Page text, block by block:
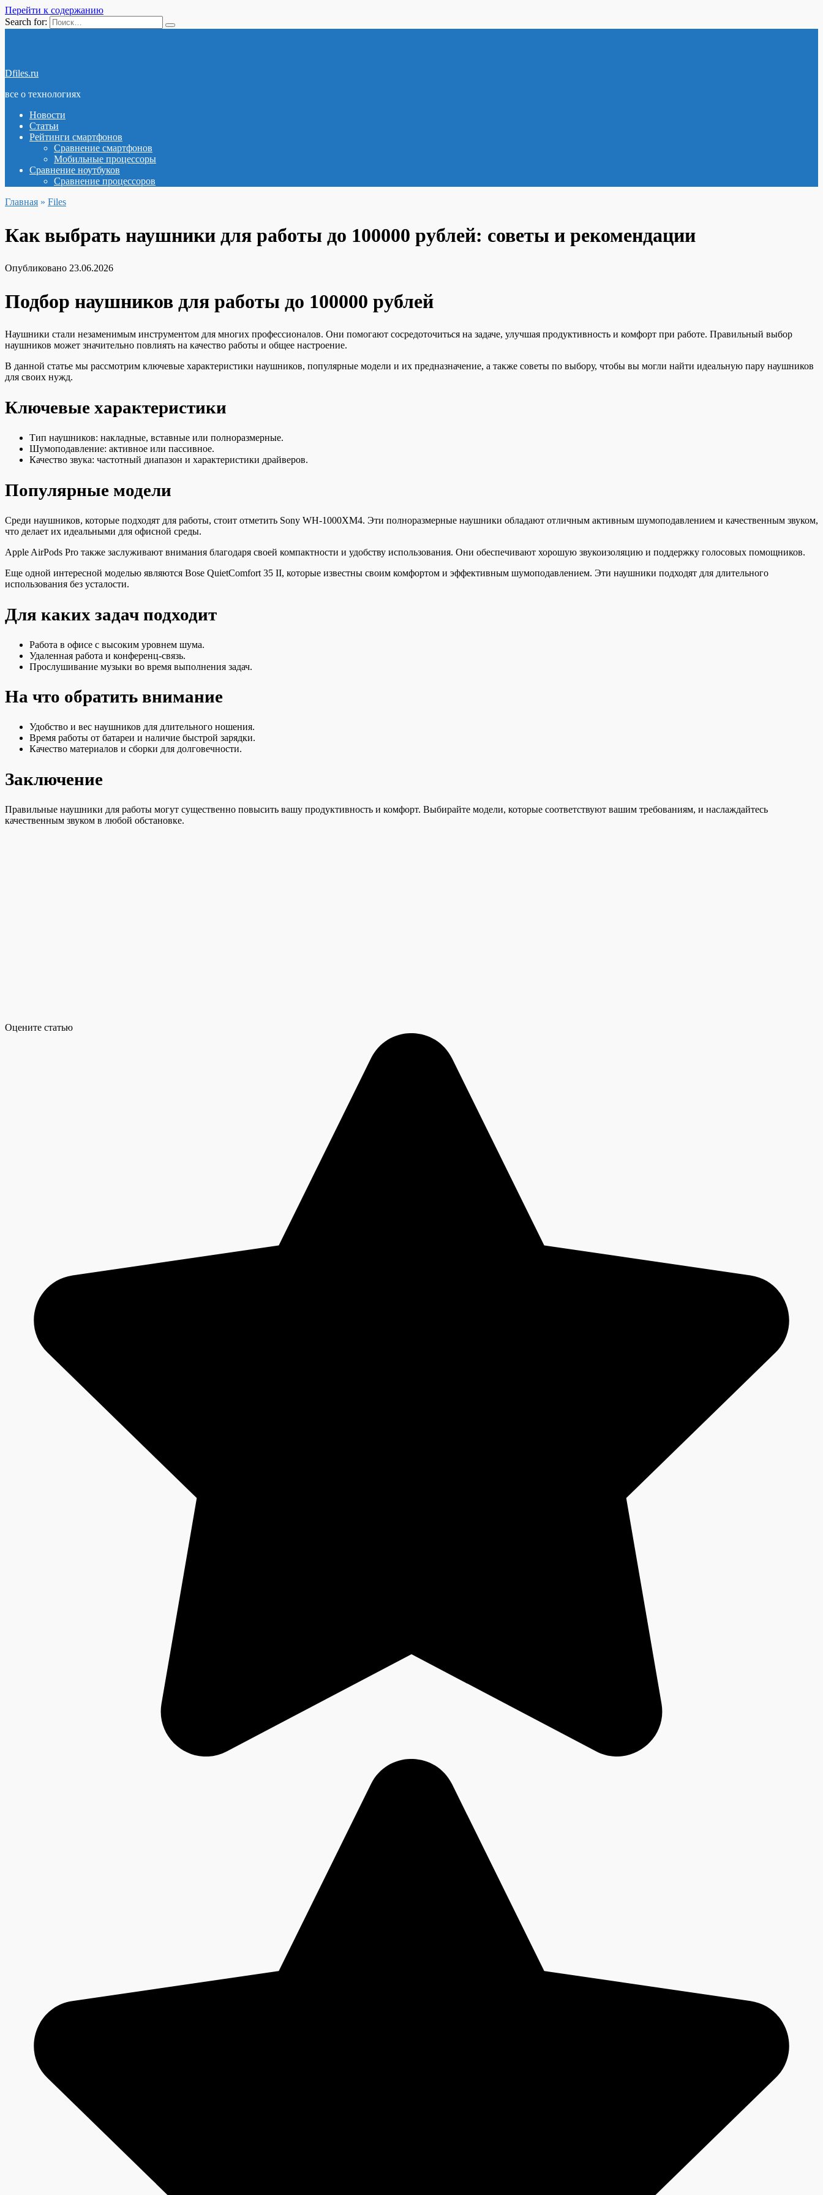
Перейти к содержанию
Search for:
Dfiles.ru
все о технологиях
Новости
Статьи
Рейтинги смартфонов
Сравнение смартфонов
Мобильные процессоры
Сравнение ноутбуков
Сравнение процессоров
Главная » Files
Как выбрать наушники для работы до 100000 рублей: советы и рекомендации
Опубликовано 23.06.2026
Подбор наушников для работы до 100000 рублей
Наушники стали незаменимым инструментом для многих профессионалов. Они помогают сосредоточиться на задаче, улучшая продуктивность и комфорт при работе. Правильный выбор
наушников может значительно повлиять на качество работы и общее настроение.
В данной статье мы рассмотрим ключевые характеристики наушников, популярные модели и их предназначение, а также советы по выбору, чтобы вы могли найти идеальную пару наушников
для своих нужд.
Ключевые характеристики
Тип наушников: накладные, вставные или полноразмерные.
Шумоподавление: активное или пассивное.
Качество звука: частотный диапазон и характеристики драйверов.
Популярные модели
Среди наушников, которые подходят для работы, стоит отметить Sony WH-1000XM4. Эти полноразмерные наушники обладают отличным активным шумоподавлением и качественным звуком,
что делает их идеальными для офисной среды.
Apple AirPods Pro также заслуживают внимания благодаря своей компактности и удобству использования. Они обеспечивают хорошую звукоизоляцию и поддержку голосовых помощников.
Еще одной интересной моделью являются Bose QuietComfort 35 II, которые известны своим комфортом и эффективным шумоподавлением. Эти наушники подходят для длительного
использования без усталости.
Для каких задач подходит
Работа в офисе с высоким уровнем шума.
Удаленная работа и конференц-связь.
Прослушивание музыки во время выполнения задач.
На что обратить внимание
Удобство и вес наушников для длительного ношения.
Время работы от батареи и наличие быстрой зарядки.
Качество материалов и сборки для долговечности.
Заключение
Правильные наушники для работы могут существенно повысить вашу продуктивность и комфорт. Выбирайте модели, которые соответствуют вашим требованиям, и наслаждайтесь
качественным звуком в любой обстановке.
Оцените статью